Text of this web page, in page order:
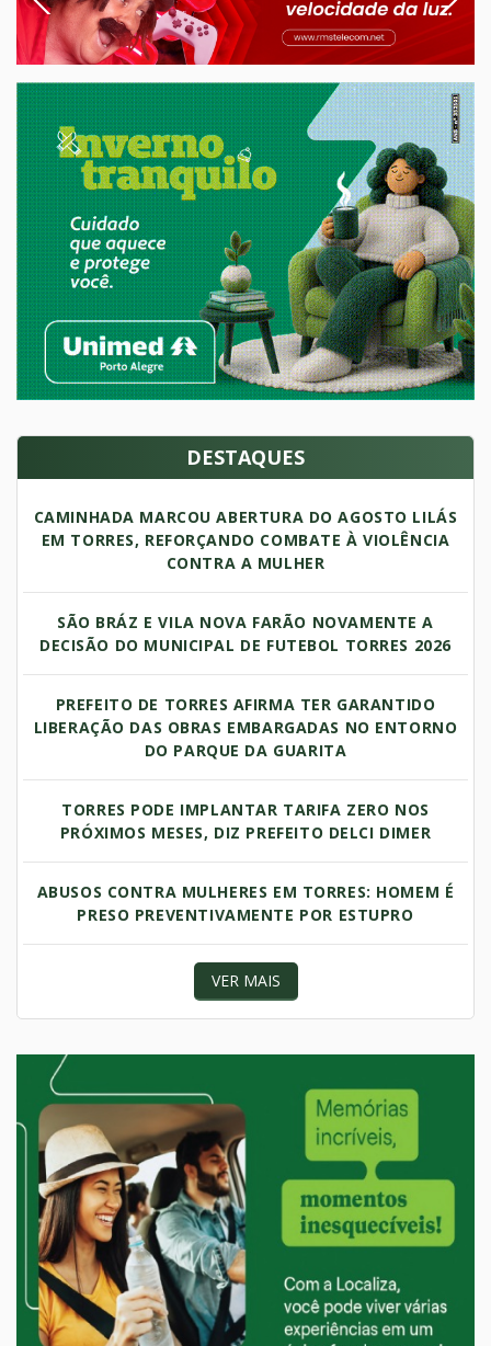
DESTAQUES
CAMINHADA MARCOU ABERTURA DO AGOSTO LILÁS
EM TORRES, REFORÇANDO COMBATE À VIOLÊNCIA
CONTRA A MULHER
SÃO BRÁZ E VILA NOVA FARÃO NOVAMENTE A
DECISÃO DO MUNICIPAL DE FUTEBOL TORRES 2026
PREFEITO DE TORRES AFIRMA TER GARANTIDO
LIBERAÇÃO DAS OBRAS EMBARGADAS NO ENTORNO
DO PARQUE DA GUARITA
TORRES PODE IMPLANTAR TARIFA ZERO NOS
PRÓXIMOS MESES, DIZ PREFEITO DELCI DIMER
ABUSOS CONTRA MULHERES EM TORRES: HOMEM É
PRESO PREVENTIVAMENTE POR ESTUPRO
VER MAIS